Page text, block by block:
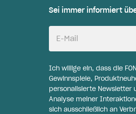
Sei immer informiert
E-Mail
Ich willige ein, dass die
Gewinnspiele,
personalisierte Newsletter
Analyse meiner
sich ausschließlich an